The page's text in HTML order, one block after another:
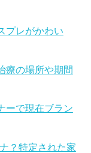
プレがかわい
療の場所や期間
ーで現在ブラン
？特定された家